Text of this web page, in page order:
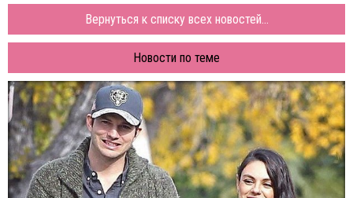
Вернуться к списку всех новостей...
Новости по теме